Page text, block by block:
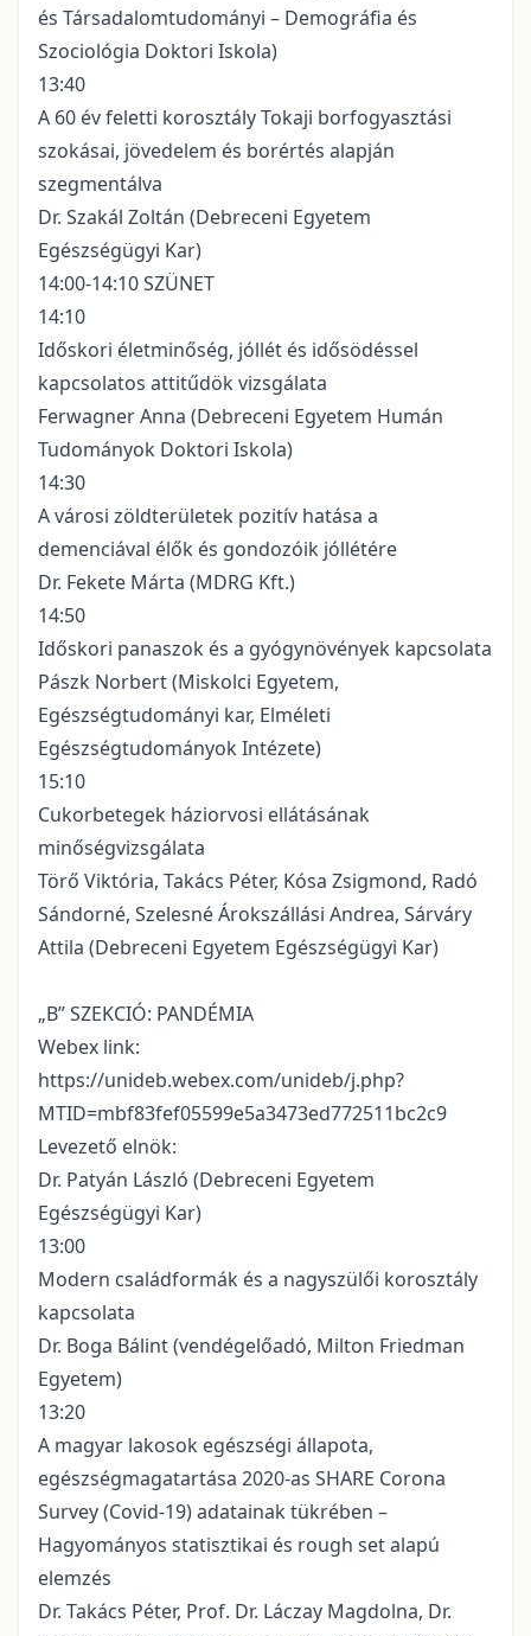
és Társadalomtudományi – Demográfia és
Szociológia Doktori Iskola)
13:40
A 60 év feletti korosztály Tokaji borfogyasztási
szokásai, jövedelem és borértés alapján
szegmentálva
Dr. Szakál Zoltán (Debreceni Egyetem
Egészségügyi Kar)
14:00-14:10 SZÜNET
14:10
Időskori életminőség, jóllét és idősödéssel
kapcsolatos attitűdök vizsgálata
Ferwagner Anna (Debreceni Egyetem Humán
Tudományok Doktori Iskola)
14:30
A városi zöldterületek pozitív hatása a
demenciával élők és gondozóik jóllétére
Dr. Fekete Márta (MDRG Kft.)
14:50
Időskori panaszok és a gyógynövények kapcsolata
Pászk Norbert (Miskolci Egyetem,
Egészségtudományi kar, Elméleti
Egészségtudományok Intézete)
15:10
Cukorbetegek háziorvosi ellátásának
minőségvizsgálata
Törő Viktória, Takács Péter, Kósa Zsigmond, Radó
Sándorné, Szelesné Árokszállási Andrea, Sárváry
Attila (Debreceni Egyetem Egészségügyi Kar)
„B” SZEKCIÓ: PANDÉMIA
Webex link:
https://unideb.webex.com/unideb/j.php?
MTID=mbf83fef05599e5a3473ed772511bc2c9
Levezető elnök:
Dr. Patyán László (Debreceni Egyetem
Egészségügyi Kar)
13:00
Modern családformák és a nagyszülői korosztály
kapcsolata
Dr. Boga Bálint (vendégelőadó, Milton Friedman
Egyetem)
13:20
A magyar lakosok egészségi állapota,
egészségmagatartása 2020-as SHARE Corona
Survey (Covid-19) adatainak tükrében –
Hagyományos statisztikai és rough set alapú
elemzés
Dr. Takács Péter, Prof. Dr. Láczay Magdolna, Dr.